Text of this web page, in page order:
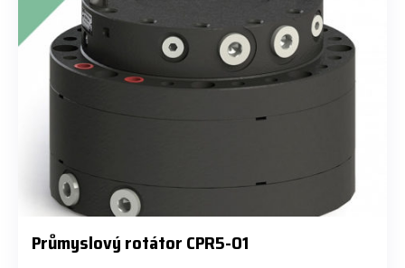
Průmyslový rotátor CPR5-01